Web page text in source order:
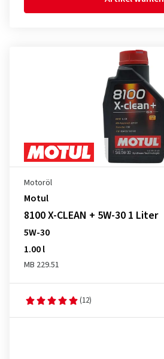
Motoröl
Motul
8100 X-CLEAN + 5W-30 1 Liter
5W-30
1.00 l
MB 229.51
(12)